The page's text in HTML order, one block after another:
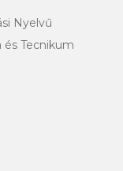
Nyelvű
és Tecnikum